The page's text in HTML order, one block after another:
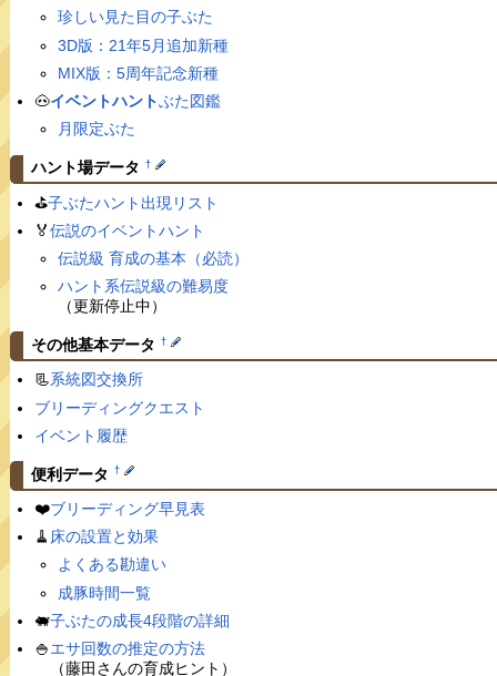
珍しい見た目の子ぶた
3D版：21年5月追加新種
MIX版：5周年記念新種
🐽イベントハントぶた図鑑
月限定ぶた
ハント場データ †
⛳️子ぶたハント出現リスト
🏅伝説のイベントハント
伝説級 育成の基本（必読）
ハント系伝説級の難易度
（更新停止中）
その他基本データ †
📃系統図交換所
ブリーディングクエスト
イベント履歴
便利データ †
❤️ブリーディング早見表
🧹 床の設置と効果
よくある勘違い
成豚時間一覧
🐖子ぶたの成長4段階の詳細
🍚エサ回数の推定の方法
（藤田さんの育成ヒント）